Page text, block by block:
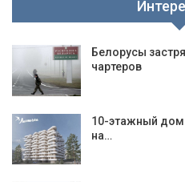
Белорусы
чартеров
10-этажный дом
на…